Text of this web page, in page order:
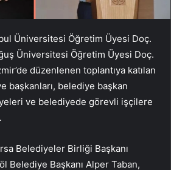
Üniversitesi Öğretim Üyesi Doç.
Üniversitesi Öğretim Üyesi Doç.
düzenlenen toplantıya katılan
başkanları, belediye başkan
ve belediyede görevli işçilere
Belediyeler Birliği Başkanı
Belediye Başkanı Alper Taban,